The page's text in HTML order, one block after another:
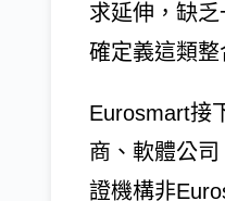
求延伸，缺
確定義這類整
Eurosmart接
商、軟體公
證機構非